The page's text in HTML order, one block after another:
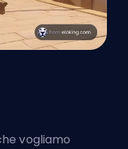
vogliamo